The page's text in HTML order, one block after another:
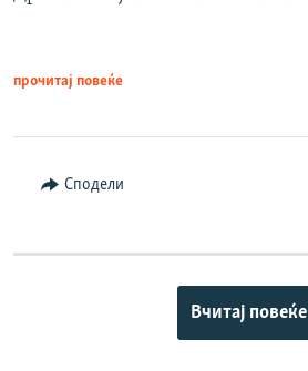
прочитај повеќе
Сподели
Вчитај повеќе